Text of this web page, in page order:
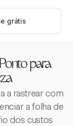
grátis
para
a rastrear com
a folha de
dos custos